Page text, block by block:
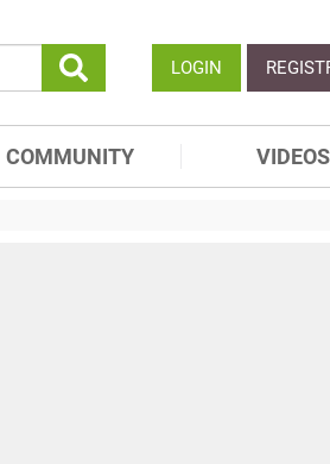
LOGIN
COMMUNITY VIDEOS